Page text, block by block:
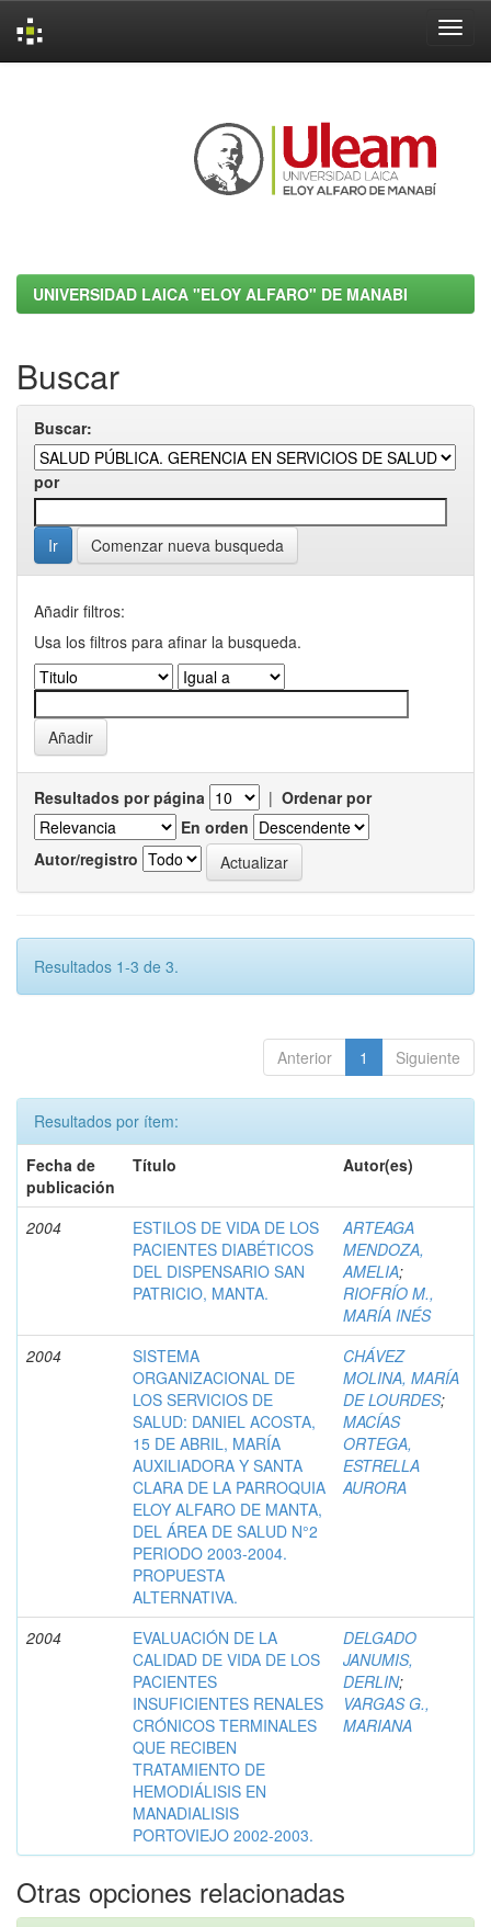
UNIVERSIDAD LAICA "ELOY ALFARO" DE MANABI
Buscar
Buscar:
por
Comenzar nueva busqueda
Añadir filtros:
Usa los filtros para afinar la busqueda.
Resultados por página | Ordenar por
En orden
Autor/registro
Resultados 1-3 de 3.
Anterior 1 Siguiente
Resultados por ítem:
Fecha de
publicación
Título Autor(es)
2004
ESTILOS DE VIDA DE LOS
PACIENTES DIABÉTICOS
DEL DISPENSARIO SAN
PATRICIO, MANTA.
ARTEAGA
MENDOZA,
AMELIA;
RIOFRÍO M.,
MARÍA INÉS
2004
SISTEMA
ORGANIZACIONAL DE
LOS SERVICIOS DE
SALUD: DANIEL ACOSTA,
15 DE ABRIL, MARÍA
AUXILIADORA Y SANTA
CLARA DE LA PARROQUIA
ELOY ALFARO DE MANTA,
DEL ÁREA DE SALUD N°2
PERIODO 2003-2004.
PROPUESTA
ALTERNATIVA.
CHÁVEZ
MOLINA, MARÍA
DE LOURDES;
MACÍAS
ORTEGA,
ESTRELLA
AURORA
2004
EVALUACIÓN DE LA
CALIDAD DE VIDA DE LOS
PACIENTES
INSUFICIENTES RENALES
CRÓNICOS TERMINALES
QUE RECIBEN
TRATAMIENTO DE
HEMODIÁLISIS EN
MANADIALISIS
PORTOVIEJO 2002-2003.
DELGADO
JANUMIS,
DERLIN;
VARGAS G.,
MARIANA
Otras opciones relacionadas